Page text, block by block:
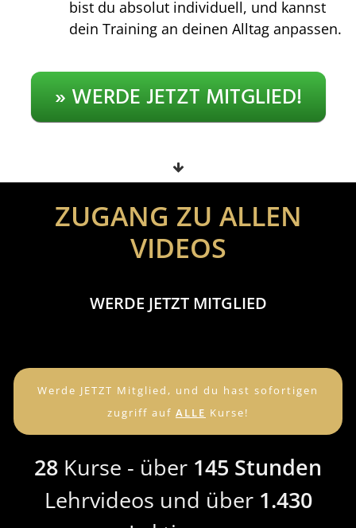
bist du absolut individuell, und kannst
dein Training an deinen Alltag anpassen.
» WERDE JETZT MITGLIED!
ZUGANG ZU ALLEN
VIDEOS
WERDE JETZT MITGLIED
Werde JETZT Mitglied, und du hast sofortigen
zugriff auf ALLE Kurse!
28 Kurse - über 145 Stunden
Lehrvideos und über 1.430